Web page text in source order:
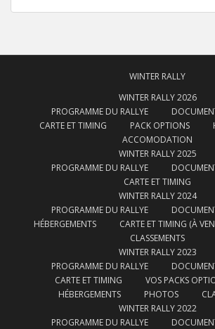
WINTER RALLY
WINTER RALLY 2026
PROGRAMME DU RALLYE
CARTE ET TIMING
PACK OPTIONS
ACCOMODATION
WINTER RALLY 2025
PROGRAMME DU RALLYE
CARTE ET TIMING
WINTER RALLY 2024
PROGRAMME DU RALLYE
HÉBERGEMENTS
CARTE ET TIMING (À
CLASSEMENTS
WINTER RALLY 2023
PROGRAMME DU RALLYE
CARTE ET TIMING
VOS PACKS
HÉBERGEMENTS
PHOTOS
WINTER RALLY 2022
PROGRAMME DU RALLYE